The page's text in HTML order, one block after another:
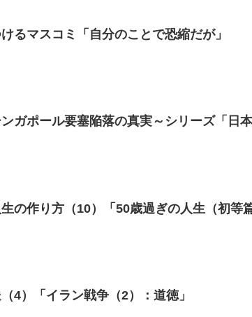
るマスコミ「自分のことで恐縮だが」
の作り方（10）「50歳過ぎの人生（初等
4）「イラン戦争（2）：道徳」